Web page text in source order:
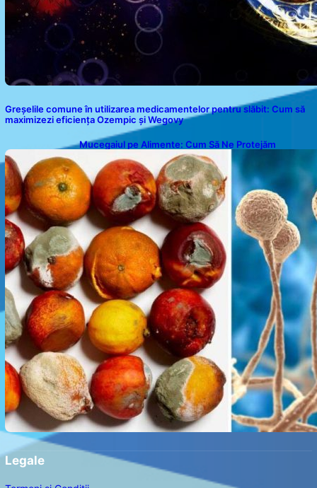
Greșelile comune în utilizarea medicamentelor pentru slăbit: Cum să
maximizezi eficiența Ozempic și Wegovy
Mucegaiul pe Alimente: Cum Să Ne Protejăm
Legale